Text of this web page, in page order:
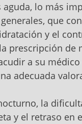
lo más
que
y el
prescripción de
a su
adecuada
la
y el retraso en